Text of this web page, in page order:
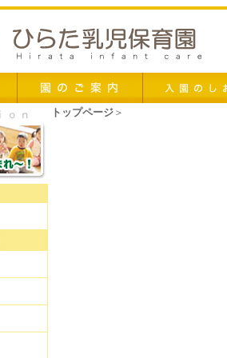
トップページ ＞